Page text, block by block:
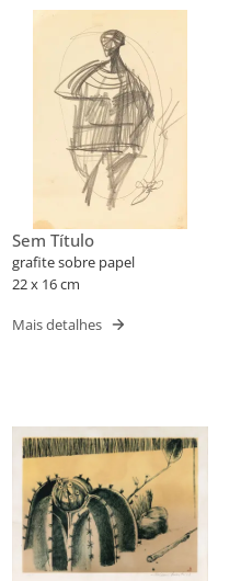
Sem Título
grafite sobre papel
22 x 16 cm
Mais detalhes